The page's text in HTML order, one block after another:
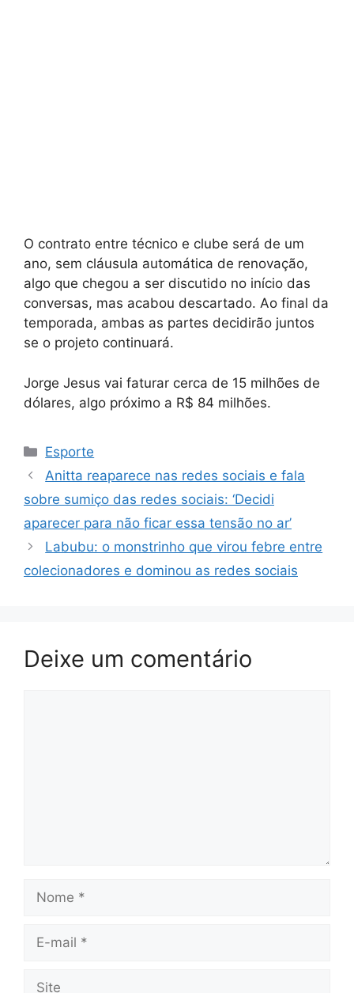
O contrato entre técnico e clube será de um
ano, sem cláusula automática de renovação,
algo que chegou a ser discutido no início das
conversas, mas acabou descartado. Ao final da
temporada, ambas as partes decidirão juntos
se o projeto continuará.
Jorge Jesus vai faturar cerca de 15 milhões de
dólares, algo próximo a R$ 84 milhões.
Categorias
Esporte
Anitta reaparece nas redes sociais e fala
sobre sumiço das redes sociais: ‘Decidi
aparecer para não ficar essa tensão no ar’
Labubu: o monstrinho que virou febre entre
colecionadores e dominou as redes sociais
Deixe um comentário
mail